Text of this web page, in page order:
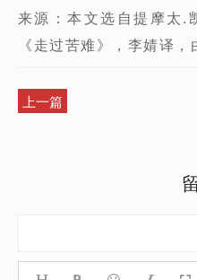
来源：本文选自提摩太
《走过苦难》，李婧译，
上一篇